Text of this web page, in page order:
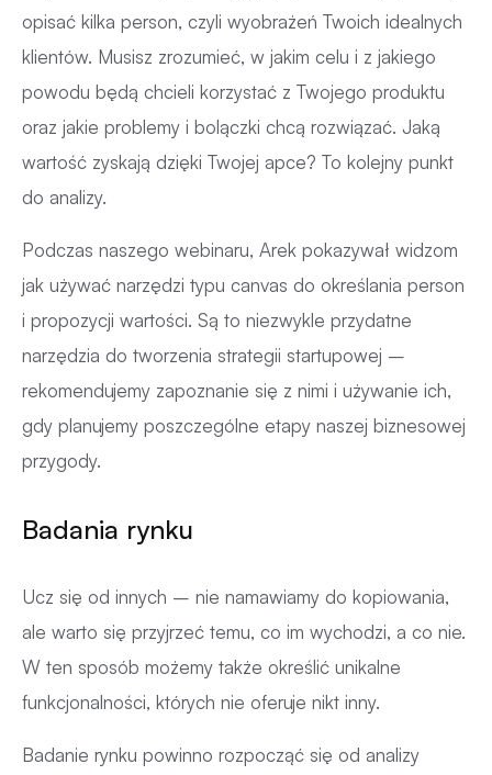
opisać kilka person, czyli wyobrażeń Twoich idealnych
klientów. Musisz zrozumieć, w jakim celu i z jakiego
powodu będą chcieli korzystać z Twojego produktu
oraz jakie problemy i bolączki chcą rozwiązać. Jaką
wartość zyskają dzięki Twojej apce? To kolejny punkt
do analizy.
Podczas naszego webinaru, Arek pokazywał widzom
jak używać narzędzi typu canvas do określania person
i propozycji wartości. Są to niezwykle przydatne
narzędzia do tworzenia strategii startupowej –
rekomendujemy zapoznanie się z nimi i używanie ich,
gdy planujemy poszczególne etapy naszej biznesowej
przygody.
Badania rynku
Ucz się od innych – nie namawiamy do kopiowania,
ale warto się przyjrzeć temu, co im wychodzi, a co nie.
W ten sposób możemy także określić unikalne
funkcjonalności, których nie oferuje nikt inny.
Badanie rynku powinno rozpocząć się od analizy